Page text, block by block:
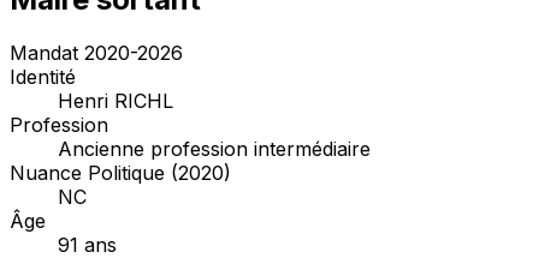
Mandat 2020-2026
Identité
Henri RICHL
Profession
Ancienne profession intermédiaire
Nuance Politique (2020)
NC
Âge
91 ans